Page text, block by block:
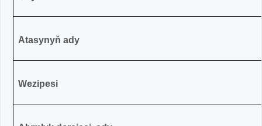
Atasynyň ady
Wezipesi